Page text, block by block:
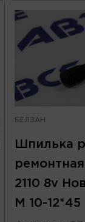
БЕЛЗАН
Шпилька
2110 8v
М 10-